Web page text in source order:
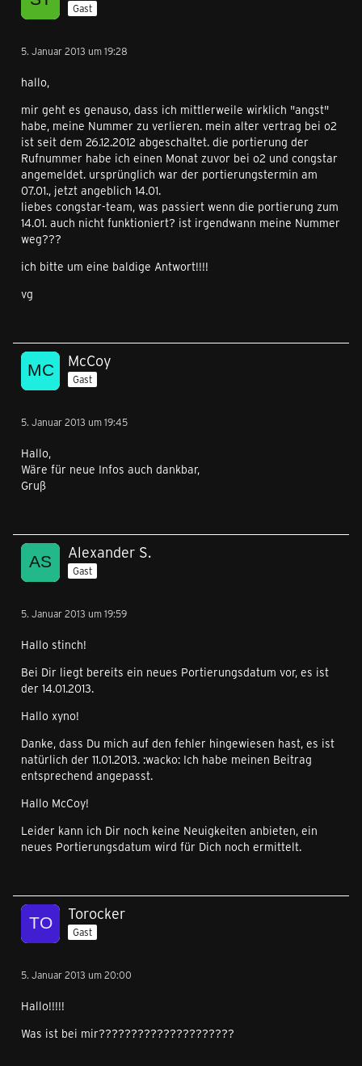
Gast
5. Januar 2013 um 19:28
hallo,
mir geht es genauso, dass ich mittlerweile wirklich "angst"
habe, meine Nummer zu verlieren. mein alter vertrag bei o2
ist seit dem 26.12.2012 abgeschaltet. die portierung der
Rufnummer habe ich einen Monat zuvor bei o2 und congstar
angemeldet. ursprünglich war der portierungstermin am
07.01., jetzt angeblich 14.01.
liebes congstar-team, was passiert wenn die portierung zum
14.01. auch nicht funktioniert? ist irgendwann meine Nummer
weg???
ich bitte um eine baldige Antwort!!!!
vg
McCoy
Gast
5. Januar 2013 um 19:45
Hallo,
Wäre für neue Infos auch dankbar,
Gruß
Alexander S.
Gast
5. Januar 2013 um 19:59
Hallo stinch!
Bei Dir liegt bereits ein neues Portierungsdatum vor, es ist
der 14.01.2013.
Hallo xyno!
Danke, dass Du mich auf den fehler hingewiesen hast, es ist
natürlich der 11.01.2013. :wacko: Ich habe meinen Beitrag
entsprechend angepasst.
Hallo McCoy!
Leider kann ich Dir noch keine Neuigkeiten anbieten, ein
neues Portierungsdatum wird für Dich noch ermittelt.
Torocker
Gast
5. Januar 2013 um 20:00
Hallo!!!!!
Was ist bei mir?????????????????????